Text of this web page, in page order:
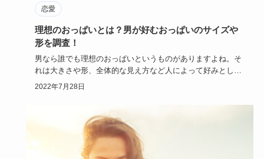
恋愛
理想のおっぱいとは？男が好むおっぱいのサイズや
形を調査！
男なら誰でも理想のおっぱいというものがありますよね。そ
れは大きさや形、全体的な見え方など人によって好みとして
いるおっぱいが…
2022年7月28日